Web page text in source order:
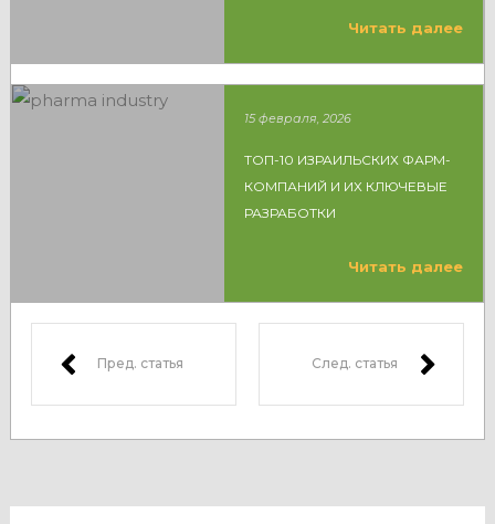
Читать далее
ТОП-10 ИЗРАИЛЬСКИХ ФАРМ-
КОМПАНИЙ И ИХ КЛЮЧЕВЫЕ
РАЗРАБОТКИ
15 февраля, 2026
Читать далее
Пред. статья След. статья